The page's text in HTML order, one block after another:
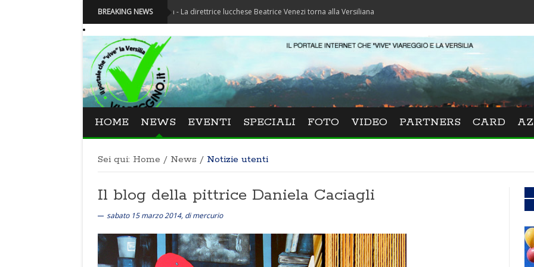
BREAKING NEWS
Festival La Versiliana - La direttrice lucchese Beatrice Venezi torna alla Versiliana
HOME NEWS EVENTI SPECIALI FOTO VIDEO PARTNERS CARD
Sei qui: Home / News / Notizie utenti
Il blog della pittrice Daniela Caciagli
sabato 15 marzo 2014, di mercurio